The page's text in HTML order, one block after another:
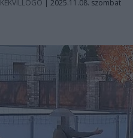
KÉKVILLOGÓ | 2025.11.08. szombat